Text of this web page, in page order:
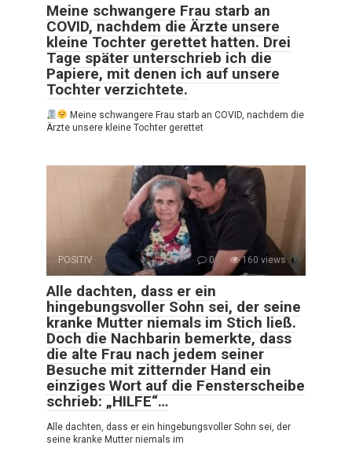
Meine schwangere Frau starb an
COVID, nachdem die Ärzte unsere
kleine Tochter gerettet hatten. Drei
Tage später unterschrieb ich die
Papiere, mit denen ich auf unsere
Tochter verzichtete.
Meine schwangere Frau starb an COVID, nachdem die
Ärzte unsere kleine Tochter gerettet
POSITIV 0 160 views
Alle dachten, dass er ein
hingebungsvoller Sohn sei, der seine
kranke Mutter niemals im Stich ließ.
Doch die Nachbarin bemerkte, dass
die alte Frau nach jedem seiner
Besuche mit zitternder Hand ein
einziges Wort auf die Fensterscheibe
schrieb: „HILFE“…
Alle dachten, dass er ein hingebungsvoller Sohn sei, der
seine kranke Mutter niemals im